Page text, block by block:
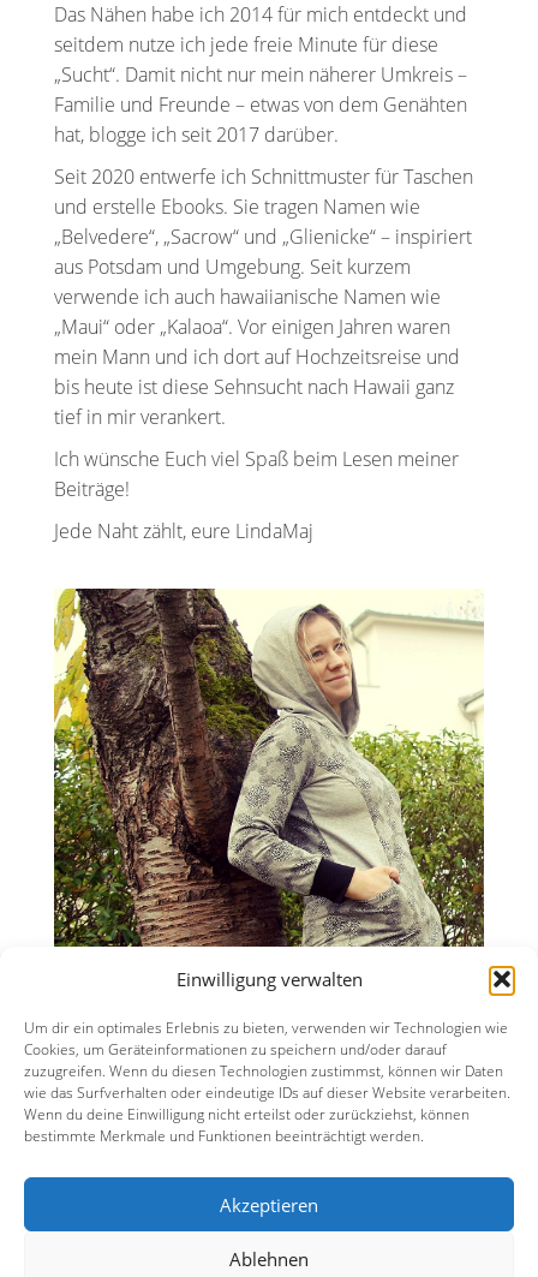
Einwilligung verwalten
Um dir ein optimales Erlebnis zu bieten, verwenden wir Technologien wie
Cookies, um Geräteinformationen zu speichern und/oder darauf
zuzugreifen. Wenn du diesen Technologien zustimmst, können wir Daten
wie das Surfverhalten oder eindeutige IDs auf dieser Website verarbeiten.
Wenn du deine Einwilligung nicht erteilst oder zurückziehst, können
bestimmte Merkmale und Funktionen beeinträchtigt werden.
Akzeptieren
Ablehnen
Das Nähen habe ich 2014 für mich entdeckt und
seitdem nutze ich jede freie Minute für diese
„Sucht“. Damit nicht nur mein näherer Umkreis –
Familie und Freunde – etwas von dem Genähten
hat, blogge ich seit 2017 darüber.
Seit 2020 entwerfe ich Schnittmuster für Taschen
und erstelle Ebooks. Sie tragen Namen wie
„Belvedere“, „Sacrow“ und „Glienicke“ – inspiriert
aus Potsdam und Umgebung. Seit kurzem
verwende ich auch hawaiianische Namen wie
„Maui“ oder „Kalaoa“. Vor einigen Jahren waren
mein Mann und ich dort auf Hochzeitsreise und
bis heute ist diese Sehnsucht nach Hawaii ganz
tief in mir verankert.
Ich wünsche Euch viel Spaß beim Lesen meiner
Beiträge!
Jede Naht zählt, eure LindaMaj
Impressum